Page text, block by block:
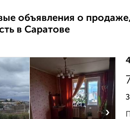
объявления о
в Саратове
›